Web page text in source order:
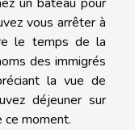
vous arrêter à
le temps de la
des immigrés
la vue de
déjeuner sur
moment.